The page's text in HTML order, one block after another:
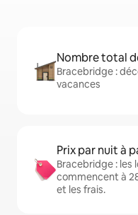
Nombre total
Bracebridge :
vacances
Prix par nuit à
Bracebridge : les
commencent à
et les frais.